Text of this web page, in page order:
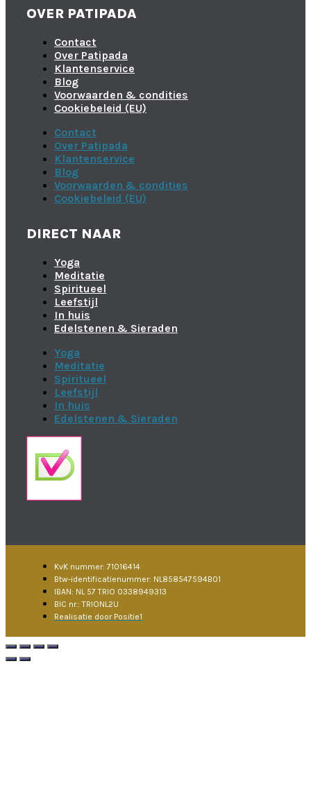
OVER PATIPADA
Contact
Over Patipada
Klantenservice
Blog
Voorwaarden & condities
Cookiebeleid (EU)
Contact
Over Patipada
Klantenservice
Blog
Voorwaarden & condities
Cookiebeleid (EU)
DIRECT NAAR
Yoga
Meditatie
Spiritueel
Leefstijl
In huis
Edelstenen & Sieraden
Yoga
Meditatie
Spiritueel
Leefstijl
In huis
Edelstenen & Sieraden
KvK nummer: 71016414
Btw-identificatienummer: NL858547594B01
IBAN: NL 57 TRIO 0338949313
BIC nr.: TRIONL2U
Realisatie door Positie1